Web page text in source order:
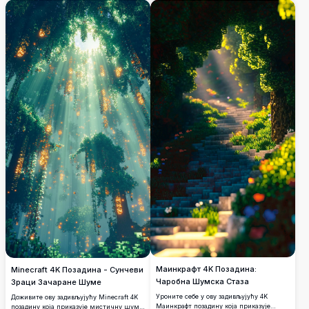
цвеће, мирне воде и шармантну дрвену
кућу усељену у загрљај природе.
Minecraft 4K Позадина - Сунчеви
Зраци Зачаране Шуме
Доживите ову задивљујућу Minecraft 4K
позадину која приказује мистичну шуму
Маинкрафт 4K Позадина:
Чаробна Шумска Стаза
Уроните себе у ову задивљујућу 4K
Маинкрафт позадину која приказује